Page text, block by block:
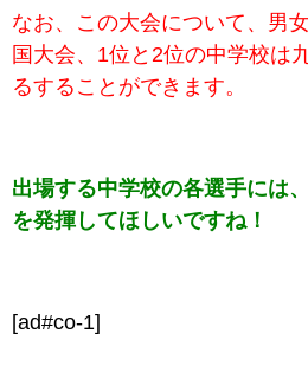
なお、この大会について、男
国大会、1位と2位の中学校は
るすることができます。
出場する中学校の各選手には
を発揮してほしいですね！
[ad#co-1]